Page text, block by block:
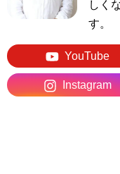
しく
す。
YouTube
Instagram